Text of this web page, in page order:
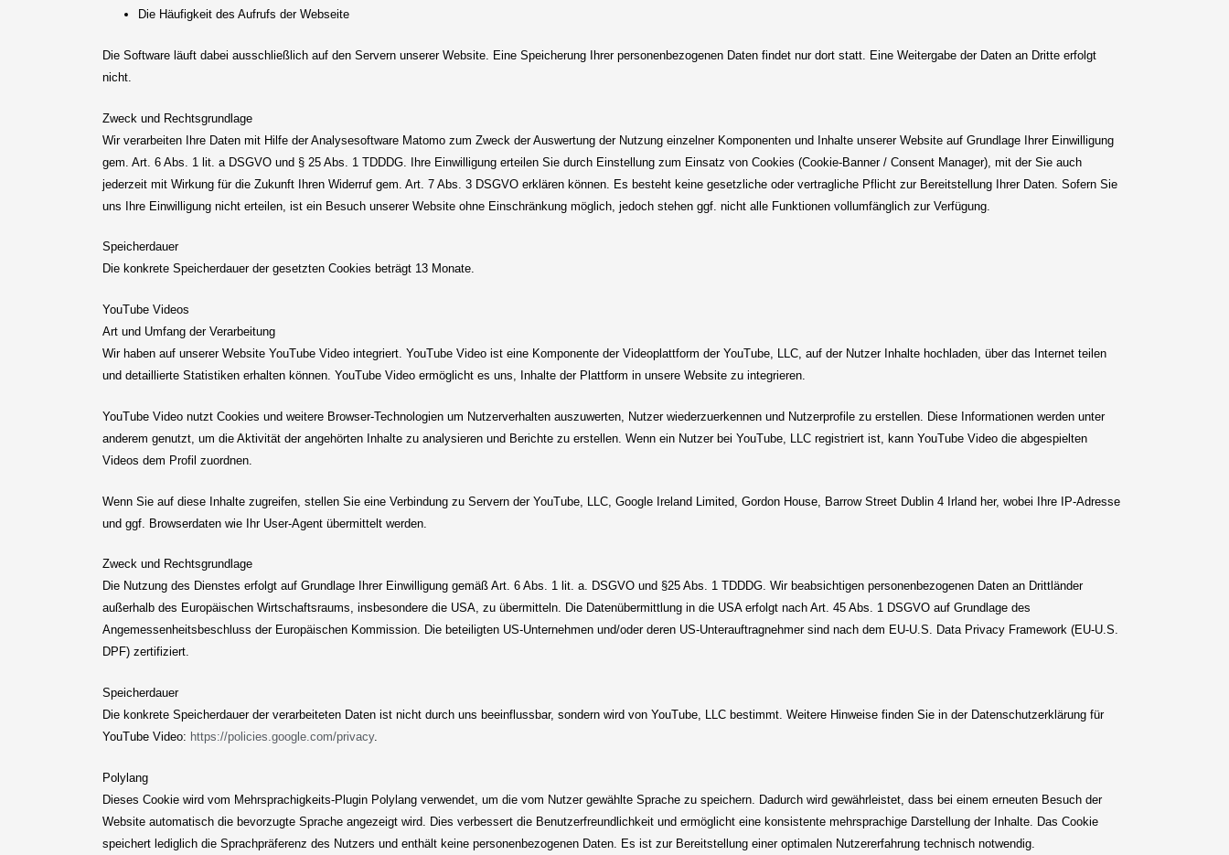
Die Häufigkeit des Aufrufs der Webseite
Die Software läuft dabei ausschließlich auf den Servern unserer Website. Eine Speicherung Ihrer personenbezogenen Daten findet nur dort statt. Eine Weitergabe der Daten an Dritte erfolgt
nicht.
Zweck und Rechtsgrundlage
Wir verarbeiten Ihre Daten mit Hilfe der Analysesoftware Matomo zum Zweck der Auswertung der Nutzung einzelner Komponenten und Inhalte unserer Website auf Grundlage Ihrer Einwilligung
gem. Art. 6 Abs. 1 lit. a DSGVO und § 25 Abs. 1 TDDDG. Ihre Einwilligung erteilen Sie durch Einstellung zum Einsatz von Cookies (Cookie-Banner / Consent Manager), mit der Sie auch
jederzeit mit Wirkung für die Zukunft Ihren Widerruf gem. Art. 7 Abs. 3 DSGVO erklären können. Es besteht keine gesetzliche oder vertragliche Pflicht zur Bereitstellung Ihrer Daten. Sofern Sie
uns Ihre Einwilligung nicht erteilen, ist ein Besuch unserer Website ohne Einschränkung möglich, jedoch stehen ggf. nicht alle Funktionen vollumfänglich zur Verfügung.
Speicherdauer
Die konkrete Speicherdauer der gesetzten Cookies beträgt 13 Monate.
YouTube Videos
Art und Umfang der Verarbeitung
Wir haben auf unserer Website YouTube Video integriert. YouTube Video ist eine Komponente der Videoplattform der YouTube, LLC, auf der Nutzer Inhalte hochladen, über das Internet teilen
und detaillierte Statistiken erhalten können. YouTube Video ermöglicht es uns, Inhalte der Plattform in unsere Website zu integrieren.
YouTube Video nutzt Cookies und weitere Browser-Technologien um Nutzerverhalten auszuwerten, Nutzer wiederzuerkennen und Nutzerprofile zu erstellen. Diese Informationen werden unter
anderem genutzt, um die Aktivität der angehörten Inhalte zu analysieren und Berichte zu erstellen. Wenn ein Nutzer bei YouTube, LLC registriert ist, kann YouTube Video die abgespielten
Videos dem Profil zuordnen.
Wenn Sie auf diese Inhalte zugreifen, stellen Sie eine Verbindung zu Servern der YouTube, LLC, Google Ireland Limited, Gordon House, Barrow Street Dublin 4 Irland her, wobei Ihre IP-Adresse
und ggf. Browserdaten wie Ihr User-Agent übermittelt werden.
Zweck und Rechtsgrundlage
Die Nutzung des Dienstes erfolgt auf Grundlage Ihrer Einwilligung gemäß Art. 6 Abs. 1 lit. a. DSGVO und §25 Abs. 1 TDDDG. Wir beabsichtigen personenbezogenen Daten an Drittländer
außerhalb des Europäischen Wirtschaftsraums, insbesondere die USA, zu übermitteln. Die Datenübermittlung in die USA erfolgt nach Art. 45 Abs. 1 DSGVO auf Grundlage des
Angemessenheitsbeschluss der Europäischen Kommission. Die beteiligten US-Unternehmen und/oder deren US-Unterauftragnehmer sind nach dem EU-U.S. Data Privacy Framework (EU-U.S.
DPF) zertifiziert.
Speicherdauer
Die konkrete Speicherdauer der verarbeiteten Daten ist nicht durch uns beeinflussbar, sondern wird von YouTube, LLC bestimmt. Weitere Hinweise finden Sie in der Datenschutzerklärung für
YouTube Video: https://policies.google.com/privacy.
Polylang
Dieses Cookie wird vom Mehrsprachigkeits-Plugin Polylang verwendet, um die vom Nutzer gewählte Sprache zu speichern. Dadurch wird gewährleistet, dass bei einem erneuten Besuch der
Website automatisch die bevorzugte Sprache angezeigt wird. Dies verbessert die Benutzerfreundlichkeit und ermöglicht eine konsistente mehrsprachige Darstellung der Inhalte. Das Cookie
speichert lediglich die Sprachpräferenz des Nutzers und enthält keine personenbezogenen Daten. Es ist zur Bereitstellung einer optimalen Nutzererfahrung technisch notwendig.